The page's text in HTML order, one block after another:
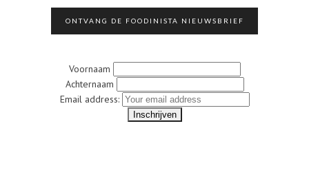
ONTVANG DE FOODINISTA NIEUWSBRIEF
Voornaam
Achternaam
Email address: